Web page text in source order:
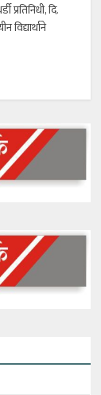
प्रतिनिधी, दि.